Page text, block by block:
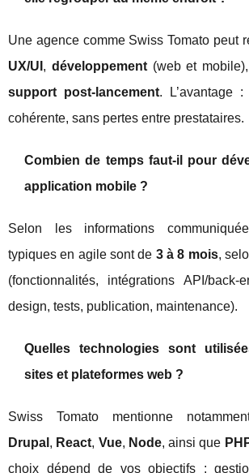
Une agence comme Swiss Tomato peut
UX/UI , développement(web et
support post-lancement. L’avantage
cohérente, sans pertes entre prestataires.
Combien de temps faut-il pour
application mobile ?
Selon les informations
typiques en agile sont de 3 à 8 mois,
(fonctionnalités, intégrations API/
design, tests, publication, maintenance).
Quelles technologies sont
sites et plateformes web ?
Swiss Tomato mentionne
Drupal , React, Vue, Node, ainsi que
choix dépend de vos objectifs :